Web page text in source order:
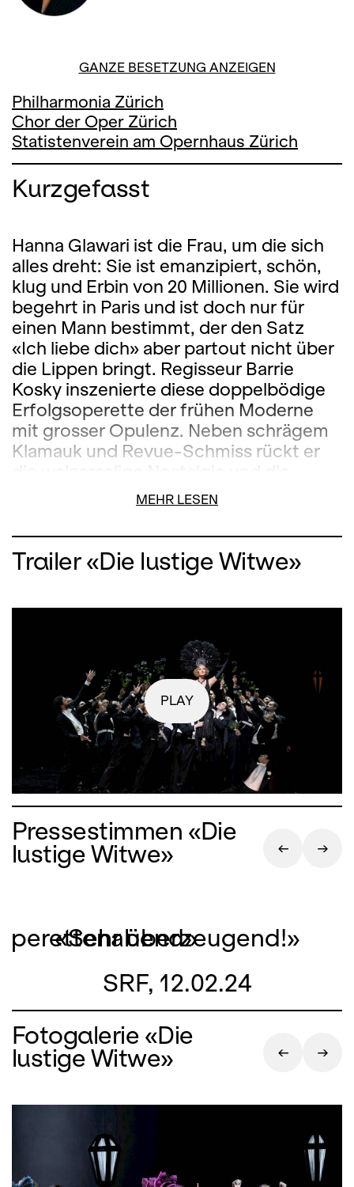
GANZE BESETZUNG ANZEIGEN
Philharmonia Zürich
Chor der Oper Zürich
Statistenverein am Opernhaus Zürich
Kurzgefasst
Hanna Glawari ist die Frau, um die sich
alles dreht: Sie ist emanzipiert, schön,
klug und Erbin von 20 Millionen. Sie wird
begehrt in Paris und ist doch nur für
einen Mann bestimmt, der den Satz
«Ich liebe dich» aber partout nicht über
die Lippen bringt. Regisseur Barrie
Kosky inszenierte diese doppelbödige
Erfolgsoperette der frühen Moderne
mit grosser Opulenz. Neben schrägem
Klamauk und Revue-Schmiss rückt er
emotionale Tiefe des Stücks in den
Fokus. Die Sopranistin Diana Damrau
gibt in dieser Wiederaufnahme ihr
Rollendebüt in der Titelpartie.
MEHR LESEN
Trailer «Die lustige Witwe»
PLAY
Pressestimmen «Die
lustige Witwe»
«Sehr überzeugend!»
SRF, 12.02.24
Fotogalerie «Die
lustige Witwe»